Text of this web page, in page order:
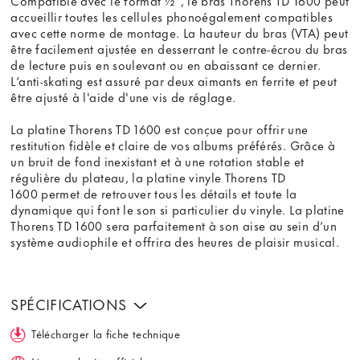
accueillir toutes les cellules phonoégalement compatibles
avec cette norme de montage. La hauteur du bras (VTA) peut
être facilement ajustée en desserrant le contre-écrou du bras
de lecture puis en soulevant ou en abaissant ce dernier.
L’anti-skating est assuré par deux aimants en ferrite et peut
être ajusté à l'aide d'une vis de réglage.
La platine Thorens TD 1600 est conçue pour offrir une
restitution fidèle et claire de vos albums préférés. Grâce à
un bruit de fond inexistant et à une rotation stable et
régulière du plateau, la platine vinyle Thorens TD
1600 permet de retrouver tous les détails et toute la
dynamique qui font le son si particulier du vinyle. La platine
Thorens TD 1600 sera parfaitement à son aise au sein d’un
système audiophile et offrira des heures de plaisir musical.
SPÉCIFICATIONS
Télécharger la fiche technique